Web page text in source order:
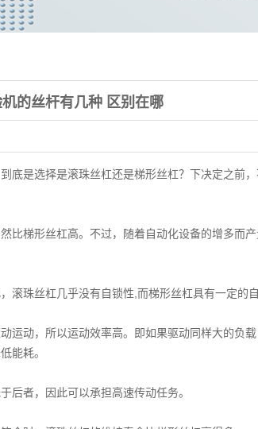
的丝杆有几种 区别在哪
底是选择是滚珠丝杠还是梯形丝杠？下决定之前
比梯形丝杠高。不过，随着自动化设备的增多而
滚珠丝杠几乎没有自锁性,而梯形丝杠具有一定的自
运动，所以运动效率高。即如果驱动同样大的负
能耗。
后者，因此可以承担高速传动任务。